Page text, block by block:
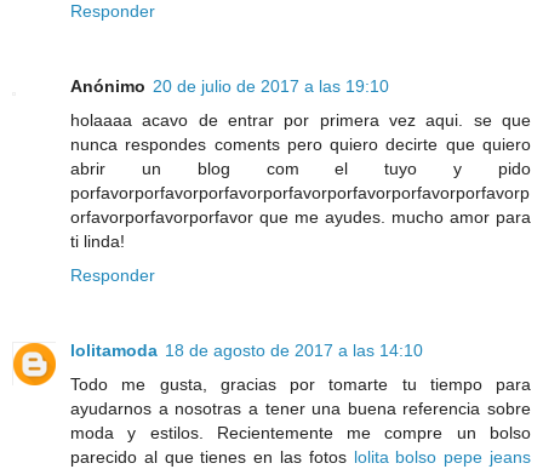
Responder
Anónimo 20 de julio de 2017 a las 19:10
holaaaa acavo de entrar por primera vez aqui. se que
nunca respondes coments pero quiero decirte que quiero
abrir un blog com el tuyo y pido
porfavorporfavorporfavorporfavorporfavorporfavorporfavorp
orfavorporfavorporfavor que me ayudes. mucho amor para
ti linda!
Responder
lolitamoda 18 de agosto de 2017 a las 14:10
Todo me gusta, gracias por tomarte tu tiempo para
ayudarnos a nosotras a tener una buena referencia sobre
moda y estilos. Recientemente me compre un bolso
parecido al que tienes en las fotos lolita bolso pepe jeans